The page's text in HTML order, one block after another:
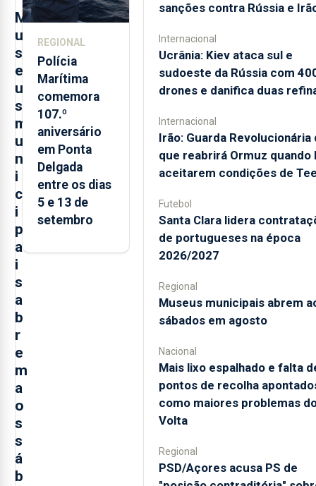
M
u
s
e
u
s
m
u
n
i
c
i
p
a
i
s
a
b
r
e
m
a
o
s
s
á
b
REGIONAL
Polícia
Marítima
comemora
107.º
aniversário
em Ponta
Delgada
entre os dias
5 e 13 de
setembro
sanções contra Rússia e
Internacional
Ucrânia: Kiev ataca sul e
sudoeste da Rússia com
drones e danifica duas
Internacional
Irão: Guarda Revolucionária
que reabrirá Ormuz quando
aceitarem condições de
Futebol
Santa Clara lidera
de portugueses na época
2026/2027
Regional
Museus municipais abrem
sábados em agosto
Nacional
Mais lixo espalhado e falta
pontos de recolha
como maiores problemas
Volta
Regional
PSD/Açores acusa PS de